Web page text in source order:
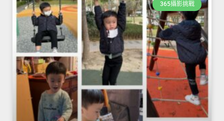
365攝影挑戰